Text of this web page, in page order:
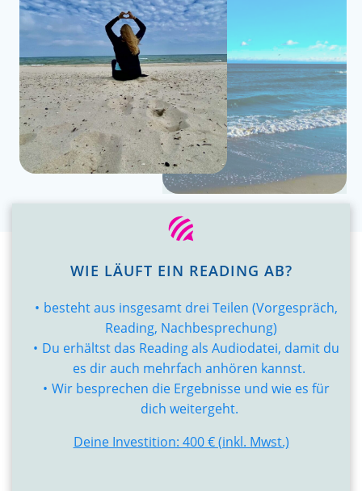
WIE LÄUFT EIN READING AB?
besteht aus insgesamt drei Teilen (Vorgespräch,
Reading, Nachbesprechung)
Du erhältst das Reading als Audiodatei, damit du
es dir auch mehrfach anhören kannst.
Wir besprechen die Ergebnisse und wie es für
dich weitergeht.
Deine Investition: 400 € (inkl. Mwst.)